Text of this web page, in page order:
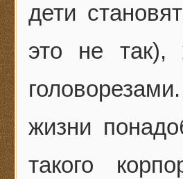
дети
это не
жизни
такого